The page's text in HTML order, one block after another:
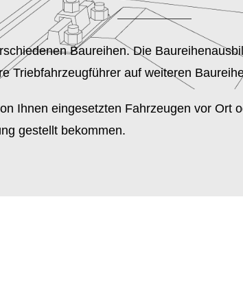
Baureihen. Die
Triebfahrzeugführer auf weiteren
Ihnen eingesetzten Fahrzeugen vor Ort
gestellt bekommen.